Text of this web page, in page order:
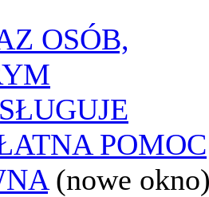
OSÓB,
POMOC
(nowe